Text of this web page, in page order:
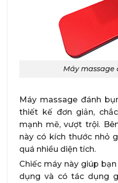
Máy
Máy massage đánh
thiết kế đơn giản,
mạnh mẽ, vượt trội.
này có kích thước nhỏ
quá nhiều diện tích.
Chiếc máy này giúp
dụng và có tác dụng